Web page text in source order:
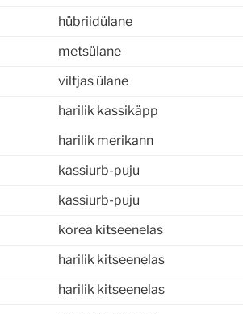
hübriidülane
metsülane
viltjas ülane
harilik kassikäpp
harilik merikann
kassiurb-puju
kassiurb-puju
korea kitseenelas
harilik kitseenelas
harilik kitseenelas